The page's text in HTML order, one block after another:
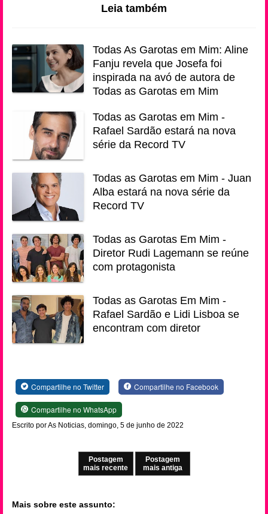
Leia também
Todas As Garotas em Mim: Aline
Fanju revela que Josefa foi
inspirada na avó de autora de
Todas as Garotas em Mim
Todas as Garotas em Mim -
Rafael Sardão estará na nova
série da Record TV
Todas as Garotas em Mim - Juan
Alba estará na nova série da
Record TV
Todas as Garotas Em Mim -
Diretor Rudi Lagemann se reúne
com protagonista
Todas as Garotas Em Mim -
Rafael Sardão e Lidi Lisboa se
encontram com diretor
Compartilhe no Twitter Compartilhe no Facebook
Compartilhe no WhatsApp
Escrito por As Noticias, domingo, 5 de junho de 2022
Postagem
mais recente
Postagem
mais antiga
Mais sobre este assunto: